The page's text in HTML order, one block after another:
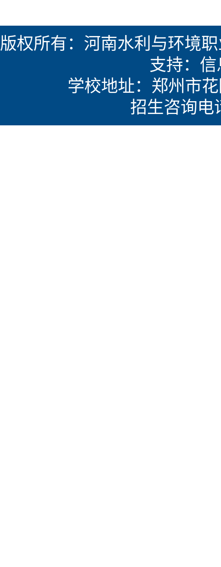
版权所有：河南水利与环境
支持：
学校地址：郑州市
招生咨询电